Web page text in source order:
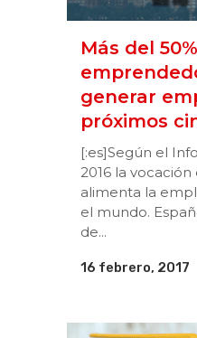
Más del
generar
próximos
[:es]Según el
2016 la
alimenta la
el mundo.
de...
16 febrero, 2017